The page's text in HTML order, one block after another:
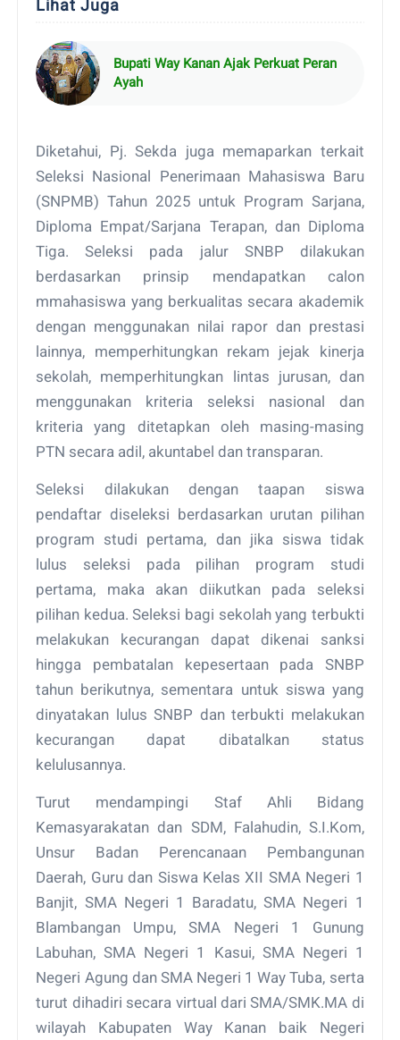
Lihat Juga
Bupati Way Kanan Ajak Perkuat Peran
Ayah
Diketahui, Pj. Sekda juga memaparkan terkait
Seleksi Nasional Penerimaan Mahasiswa Baru
(SNPMB) Tahun 2025 untuk Program Sarjana,
Diploma Empat/Sarjana Terapan, dan Diploma
Tiga. Seleksi pada jalur SNBP dilakukan
berdasarkan prinsip mendapatkan calon
mmahasiswa yang berkualitas secara akademik
dengan menggunakan nilai rapor dan prestasi
lainnya, memperhitungkan rekam jejak kinerja
sekolah, memperhitungkan lintas jurusan, dan
menggunakan kriteria seleksi nasional dan
kriteria yang ditetapkan oleh masing-masing
PTN secara adil, akuntabel dan transparan.
Seleksi dilakukan dengan taapan siswa
pendaftar diseleksi berdasarkan urutan pilihan
program studi pertama, dan jika siswa tidak
lulus seleksi pada pilihan program studi
pertama, maka akan diikutkan pada seleksi
pilihan kedua. Seleksi bagi sekolah yang terbukti
melakukan kecurangan dapat dikenai sanksi
hingga pembatalan kepesertaan pada SNBP
tahun berikutnya, sementara untuk siswa yang
dinyatakan lulus SNBP dan terbukti melakukan
kecurangan dapat dibatalkan status
kelulusannya.
Turut mendampingi Staf Ahli Bidang
Kemasyarakatan dan SDM, Falahudin, S.I.Kom,
Unsur Badan Perencanaan Pembangunan
Daerah, Guru dan Siswa Kelas XII SMA Negeri 1
Banjit, SMA Negeri 1 Baradatu, SMA Negeri 1
Blambangan Umpu, SMA Negeri 1 Gunung
Labuhan, SMA Negeri 1 Kasui, SMA Negeri 1
Negeri Agung dan SMA Negeri 1 Way Tuba, serta
turut dihadiri secara virtual dari SMA/SMK.MA di
wilayah Kabupaten Way Kanan baik Negeri